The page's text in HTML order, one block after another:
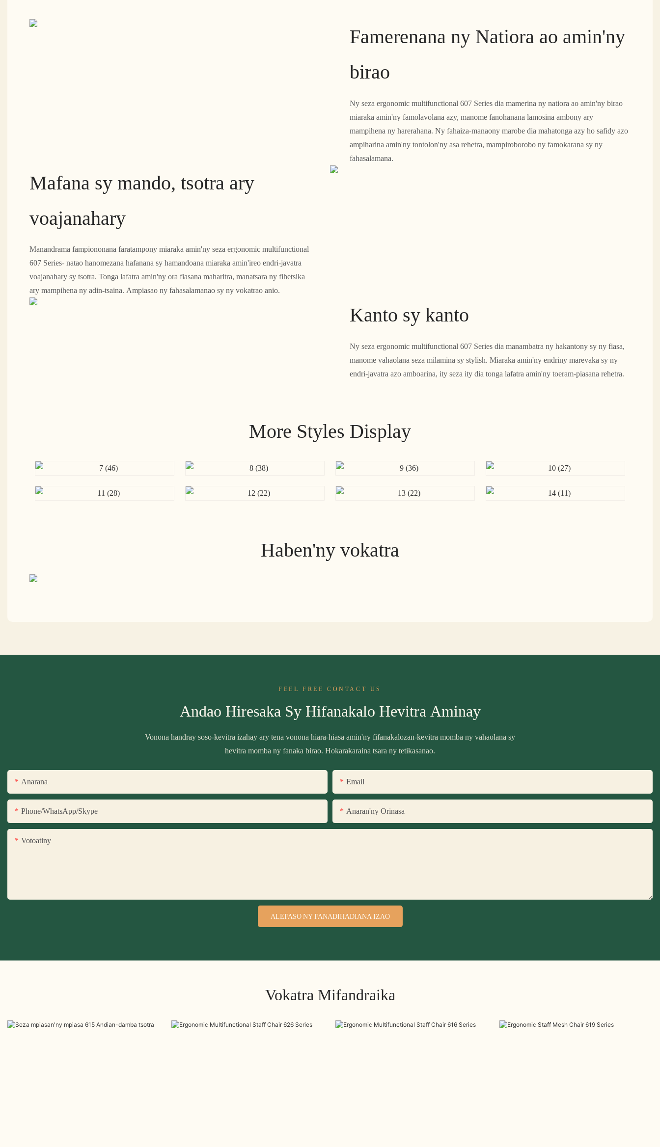
Famerenana ny Natiora ao amin'ny
birao
Ny seza ergonomic multifunctional 607 Series dia mamerina ny natiora ao amin'ny birao
miaraka amin'ny famolavolana azy, manome fanohanana lamosina ambony ary
mampihena ny harerahana. Ny fahaiza-manaony marobe dia mahatonga azy ho safidy azo
ampiharina amin'ny tontolon'ny asa rehetra, mampiroborobo ny famokarana sy ny
fahasalamana.
Mafana sy mando, tsotra ary
voajanahary
Manandrama fampiononana faratampony miaraka amin'ny seza ergonomic multifunctional
607 Series- natao hanomezana hafanana sy hamandoana miaraka amin'ireo endri-javatra
voajanahary sy tsotra. Tonga lafatra amin'ny ora fiasana maharitra, manatsara ny fihetsika
ary mampihena ny adin-tsaina. Ampiasao ny fahasalamanao sy ny vokatrao anio.
Kanto sy kanto
Ny seza ergonomic multifunctional 607 Series dia manambatra ny hakantony sy ny fiasa,
manome vahaolana seza milamina sy stylish. Miaraka amin'ny endriny marevaka sy ny
endri-javatra azo amboarina, ity seza ity dia tonga lafatra amin'ny toeram-piasana rehetra.
More Styles Display
Haben'ny vokatra
FEEL FREE CONTACT US
Andao Hiresaka Sy Hifanakalo Hevitra Aminay
Vonona handray soso-kevitra izahay ary tena vonona hiara-hiasa amin'ny fifanakalozan-kevitra momba ny vahaolana sy
hevitra momba ny fanaka birao. Hokarakaraina tsara ny tetikasanao.
Anarana Email
Phone/WhatsApp/Skype Anaran'ny Orinasa
Votoatiny
ALEFASO NY FANADIHADIANA IZAO
Vokatra Mifandraika